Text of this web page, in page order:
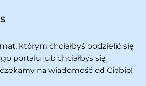
którym chciałbyś podzielić się
portalu lub chciałbyś się
na wiadomość od Ciebie!